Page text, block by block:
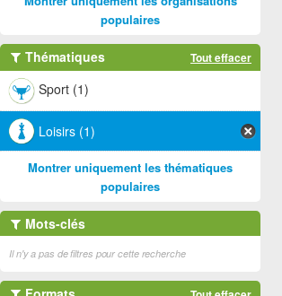
populaires
Thématiques Tout effacer
Sport (1)
Loisirs (1)
Montrer uniquement les thématiques
populaires
Mots-clés
Il n'y a pas de filtres pour cette recherche